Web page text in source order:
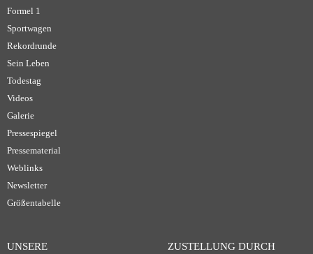
Formel 1
Sportwagen
Rekordrunde
Sein Leben
Todestag
Videos
Galerie
Pressespiegel
Pressematerial
Weblinks
Newsletter
Größentabelle
UNSERE
ZUSTELLUNG DURCH